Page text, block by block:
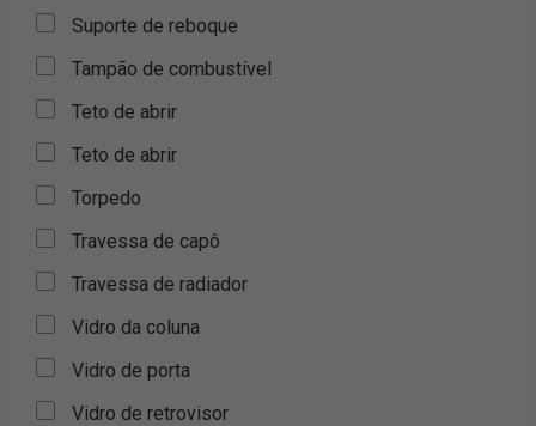
Suporte de reboque
Tampão de combustível
Teto de abrir
Teto de abrir
Torpedo
Travessa de capô
Travessa de radiador
Vidro da coluna
Vidro de porta
Vidro de retrovisor